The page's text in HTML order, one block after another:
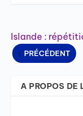
Islande :
PRÉCÉDENT
A PROPOS DE